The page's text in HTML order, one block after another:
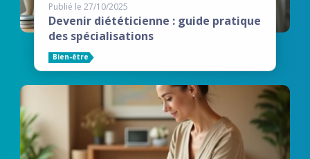
Publié le 27/10/2025
Devenir diététicienne : guide pratique
des spécialisations
Bien-être